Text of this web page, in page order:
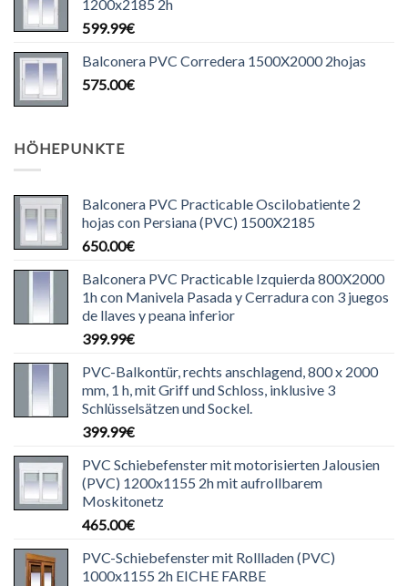
1200x2185 2h
599.99€
Balconera PVC Corredera 1500X2000 2hojas
575.00€
HÖHEPUNKTE
Balconera PVC Practicable Oscilobatiente 2
hojas con Persiana (PVC) 1500X2185
650.00€
Balconera PVC Practicable Izquierda 800X2000
1h con Manivela Pasada y Cerradura con 3 juegos
de llaves y peana inferior
399.99€
PVC-Balkontür, rechts anschlagend, 800 x 2000
mm, 1 h, mit Griff und Schloss, inklusive 3
Schlüsselsätzen und Sockel.
399.99€
PVC Schiebefenster mit motorisierten Jalousien
(PVC) 1200x1155 2h mit aufrollbarem
Moskitonetz
465.00€
PVC-Schiebefenster mit Rollladen (PVC)
1000x1155 2h EICHE FARBE